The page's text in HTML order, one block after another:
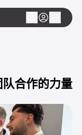
合作的力量